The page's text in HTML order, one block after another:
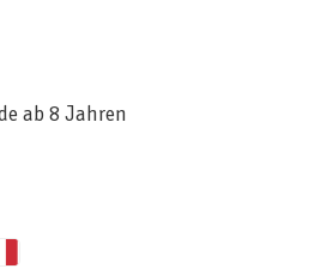
ab 8 Jahren